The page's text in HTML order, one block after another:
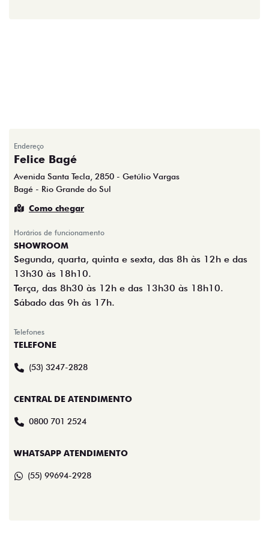
Endereço
Felice Bagé
Avenida Santa Tecla, 2850 - Getúlio Vargas
Bagé - Rio Grande do Sul
Como chegar
Horários de funcionamento
SHOWROOM
Segunda, quarta, quinta e sexta, das 8h às 12h e das
13h30 às 18h10.
Terça, das 8h30 às 12h e das 13h30 às 18h10.
Sábado das 9h às 17h.
Telefones
TELEFONE
(53) 3247-2828
CENTRAL DE ATENDIMENTO
0800 701 2524
WHATSAPP ATENDIMENTO
(55) 99694-2928